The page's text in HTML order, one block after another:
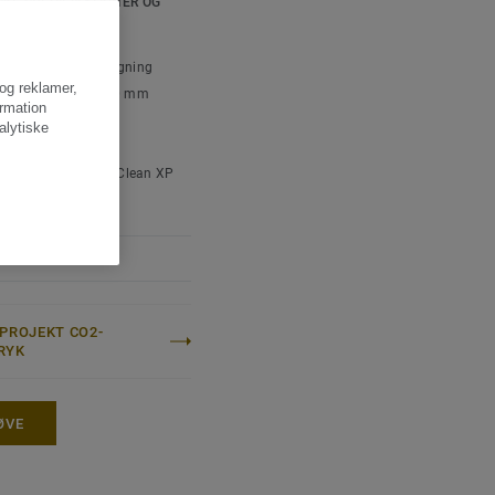
gulvbelægning
på slidlaget:
0,80 mm
tykkelse:
TopClean XP
CO2-
reklamer,